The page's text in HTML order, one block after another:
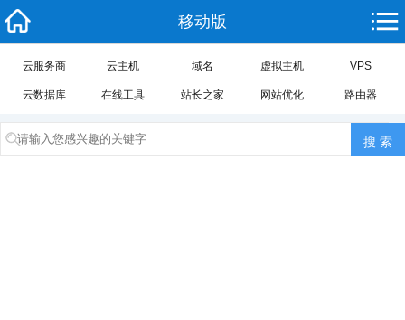
移动版
云服务商 云主机 域名 虚拟主机 VPS
云数据库 在线工具 站长之家 网站优化 路由器